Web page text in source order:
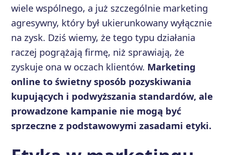
wiele wspólnego, a już szczególnie marketing
agresywny, który był ukierunkowany wyłącznie
na zysk. Dziś wiemy, że tego typu działania
raczej pogrążają firmę, niż sprawiają, że
zyskuje ona w oczach klientów. Marketing
online to świetny sposób pozyskiwania
kupujących i podwyższania standardów, ale
prowadzone kampanie nie mogą być
sprzeczne z podstawowymi zasadami etyki.